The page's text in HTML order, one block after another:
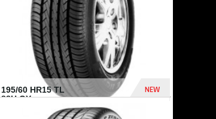
195/60 HR15 TL
88H GY...
NEW